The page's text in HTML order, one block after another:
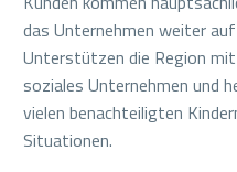
das Unternehmen weiter
Unterstützen die Region
soziales Unternehmen und
vielen benachteiligten
Situationen.